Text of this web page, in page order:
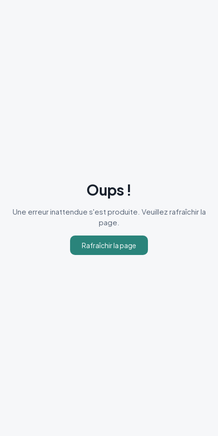
Oups !
Une erreur inattendue s'est produite. Veuillez rafraîchir la
page.
Rafraîchir la page